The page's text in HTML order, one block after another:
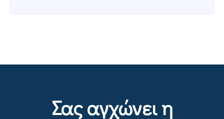
Σας αγχώνει η